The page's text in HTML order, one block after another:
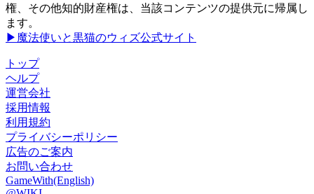
権、その他知的財産権は、当該コンテンツの提供元に帰属し
ます。
▶魔法使いと黒猫のウィズ公式サイト
トップ
ヘルプ
運営会社
採用情報
利用規約
プライバシーポリシー
広告のご案内
お問い合わせ
GameWith(English)